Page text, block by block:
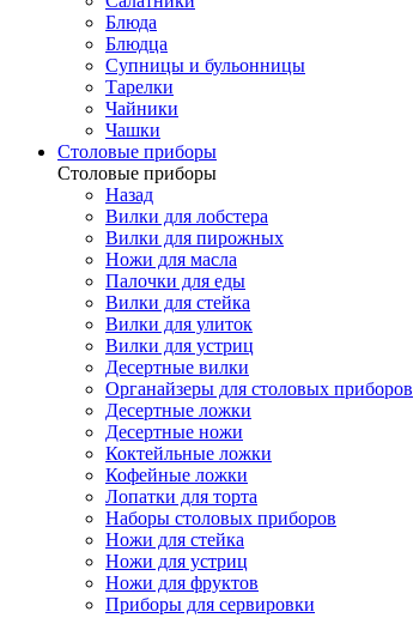
Блюда
Блюдца
Супницы и бульонницы
Тарелки
Чайники
Чашки
Cтоловые приборы
Cтоловые приборы
Назад
Вилки для лобстера
Вилки для пирожных
Ножи для масла
Палочки для еды
Вилки для стейка
Вилки для улиток
Вилки для устриц
Десертные вилки
Органайзеры для столовых приборов
Десертные ложки
Десертные ножи
Коктейльные ложки
Кофейные ложки
Лопатки для торта
Наборы столовых приборов
Ножи для стейка
Ножи для устриц
Ножи для фруктов
Приборы для сервировки